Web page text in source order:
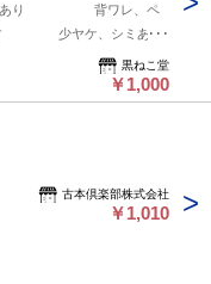
シミあり 背ワレ、ペ
少ヤケ、シミあり
黒ねこ堂
￥1,000
古本倶楽部株式会社
￥1,010